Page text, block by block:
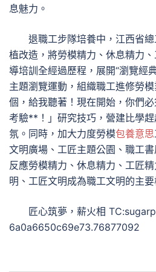
息魅力。
退職工步隊培養中，江西省
植改造，將勞模精力、休息精力
導培訓全經過歷程，展開“瀏覽經
主題瀏覽運動，組織職工進修勞
個，給我聽著！現在開始，你們
考驗**！」研究技巧，營建比學
氛。同時，加大力度勞模包養意思
文明廣場、工匠主題公園、職工
反應勞模精力、休息精力、工匠
明、工匠文明成為職工文明的主要
匠心筑夢，薪火相
6a0a6650c69e73.76877092